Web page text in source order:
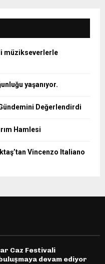
müzikseverlerle
yaşanıyor.
Değerlendirdi
Hamlesi
Vincenzo Italiano
Caz Festivali
devam ediyor